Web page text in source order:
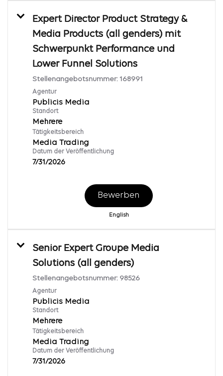
Expert Director Product Strategy &
Media Products (all genders) mit
Schwerpunkt Performance und
Lower Funnel Solutions
Stellenangebotsnummer: 168991
Agentur
Publicis Media
Standort
Mehrere
Tätigkeitsbereich
Media Trading
Datum der Veröffentlichung
7/31/2026
Bewerben
English
Senior Expert Groupe Media
Solutions (all genders)
Stellenangebotsnummer: 98526
Agentur
Publicis Media
Standort
Mehrere
Tätigkeitsbereich
Media Trading
Datum der Veröffentlichung
7/31/2026